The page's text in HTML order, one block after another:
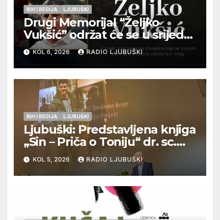
BIH I REGIJA LJUBUŠKI
Drugi Memorijal “Željko
Vukšić” održat će se u srijedu
12. kolovoza u Otoku
KOL 6, 2026 RADIO LJUBUŠKI
BIH I REGIJA LJUBUŠKI
Ljubuški: Predstavljena knjiga
„Sin – Priča o Toniju“ dr. sc.
Zdenka Hercega
KOL 5, 2026 RADIO LJUBUŠKI